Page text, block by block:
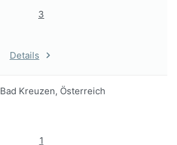
3
Details
Bad Kreuzen, Österreich
1